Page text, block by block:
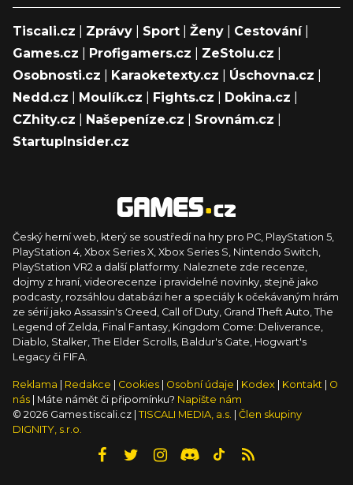
Tiscali.cz Zprávy Sport Ženy Cestování|
Games.cz
Profigamers.cz ZeStolu.cz
Osobnosti.cz
Karaoketexty.cz Úschovna.cz
Nedd.cz
Moulík.cz Fights.cz Dokina.cz
CZhity.cz
Našepeníze.cz Srovnám.cz
StartupInsider.cz
Český herní web, který se soustředí na hry pro PC, PlayStation 5,
PlayStation 4, Xbox Series X, Xbox Series S, Nintendo Switch,
PlayStation VR2 a další platformy. Naleznete zde recenze,
dojmy z hraní, videorecenze i pravidelné novinky, stejně jako
podcasty, rozsáhlou databázi her a speciály k očekávaným hrám
ze sérií jako Assassin's Creed, Call of Duty, Grand Theft Auto, The
Legend of Zelda, Final Fantasy, Kingdom Come: Deliverance,
Diablo, Stalker, The Elder Scrolls, Baldur's Gate, Hogwart's
Legacy či FIFA.
Reklama Redakce Cookies Osobní údaje Kodex Kontakt
O
nás
| Máte námět či připomínku? Napište nám
© 2026 Games.tiscali.cz | TISCALI MEDIA, a.s.
Člen skupiny
DIGNITY, s.r.o.